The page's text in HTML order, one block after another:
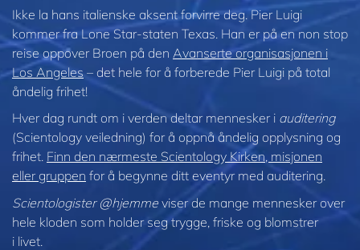
Ikke la hans italienske aksent forvirre deg. Pier Luigi
kommer fra Lone Star-staten Texas. Han er på en non stop
reise oppover Broen på den Avanserte organisasjonen i
Los Angeles – det hele for å forberede Pier Luigi på total
åndelig frihet!
Hver dag rundt om i verden deltar mennesker i auditering
(Scientology veiledning) for å oppnå åndelig opplysning og
frihet. Finn den nærmeste Scientology Kirken, misjonen
eller gruppen for å begynne ditt eventyr med auditering.
Scientologister @hjemmeviser de mange mennesker over
hele kloden som holder seg trygge, friske og blomstrer
i livet.